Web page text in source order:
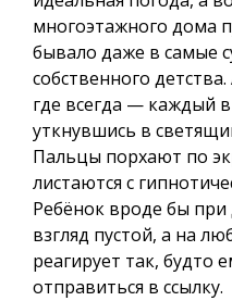
многоэтажного дома
бывало даже в самые
собственного
где всегда — каждый
уткнувшись в
Пальцы порхают по
листаются с
Ребёнок вроде бы
взгляд пустой, а на
реагирует так, будто
отправиться в ссылку.